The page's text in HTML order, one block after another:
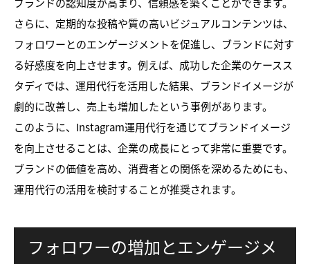
さらに、定期的な投稿や質の高いビジュアルコンテンツは、
フォロワーとのエンゲージメントを促進し、ブランドに対す
る好感度を向上させます。例えば、成功した企業のケースス
タディでは、運用代行を活用した結果、ブランドイメージが
劇的に改善し、売上も増加したという事例があります。
このように、Instagram運用代行を通じてブランドイメージ
を向上させることは、企業の成長にとって非常に重要です。
ブランドの価値を高め、消費者との関係を深めるためにも、
運用代行の活用を検討することが推奨されます。
フォロワーの増加とエンゲージメ